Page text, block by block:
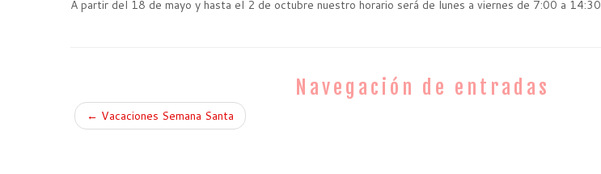
A partir del 18 de mayo y hasta el 2 de octubre nuestro horario será de lunes a viernes de 7:00 a 14:30
Navegación de entradas
← Vacaciones Semana Santa